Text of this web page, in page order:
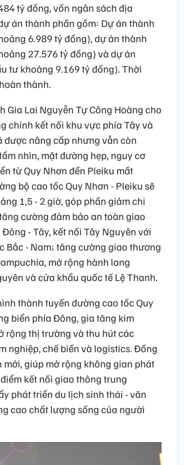
tỷ đồng, vốn ngân sách địa
án thành phần gồm: Dự án thành
6.989 tỷ đồng), dự án thành
27.576 tỷ đồng) và dự án
tư khoảng 9.169 tỷ đồng). Thời
thành.
Gia Lai Nguyễn Tự Công Hoàng cho
chính kết nối khu vực phía Tây và
được nâng cấp nhưng vẫn còn
nhìn, mặt đường hẹp, nguy cơ
từ Quy Nhơn đến Pleiku mất
bộ cao tốc Quy Nhơn - Pleiku sẽ
1,5 - 2 giờ, góp phần giảm chi
cường đảm bảo an toàn giao
- Tây, kết nối Tây Nguyên với
Bắc - Nam; tăng cường giao thương
mở rộng hành lang
và cửa khẩu quốc tế Lệ Thanh.
thành tuyến đường cao tốc Quy
biển phía Đông, gia tăng kim
rộng thị trường và thu hút các
nghiệp, chế biến và logistics. Đồng
giúp mở rộng không gian phát
kết nối giao thông trung
phát triển du lịch sinh thái - văn
cao chất lượng sống của người